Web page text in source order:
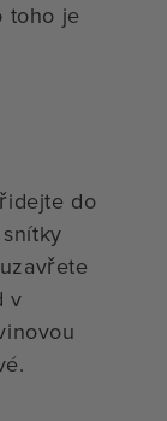
toho je
do
v